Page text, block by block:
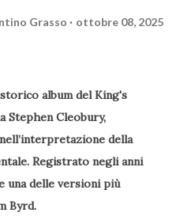
Grasso ottobre 08, 2025
album del King's
Stephen Cleobury,
della
Registrato negli anni
una delle versioni più
Byrd.